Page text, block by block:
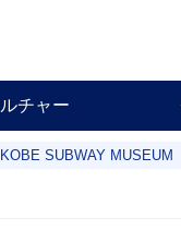
チャー
KOBE SUBWAY MUSEUM